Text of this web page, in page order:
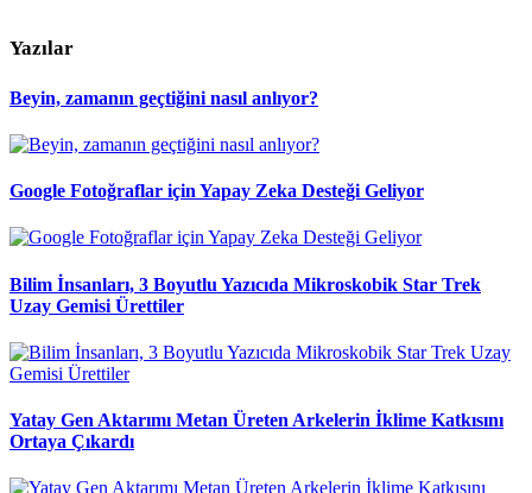
Yazılar
Beyin, zamanın geçtiğini nasıl anlıyor?
Google Fotoğraflar için Yapay Zeka Desteği Geliyor
Bilim İnsanları, 3 Boyutlu Yazıcıda Mikroskobik Star Trek
Uzay Gemisi Ürettiler
Yatay Gen Aktarımı Metan Üreten Arkelerin İklime Katkısını
Ortaya Çıkardı